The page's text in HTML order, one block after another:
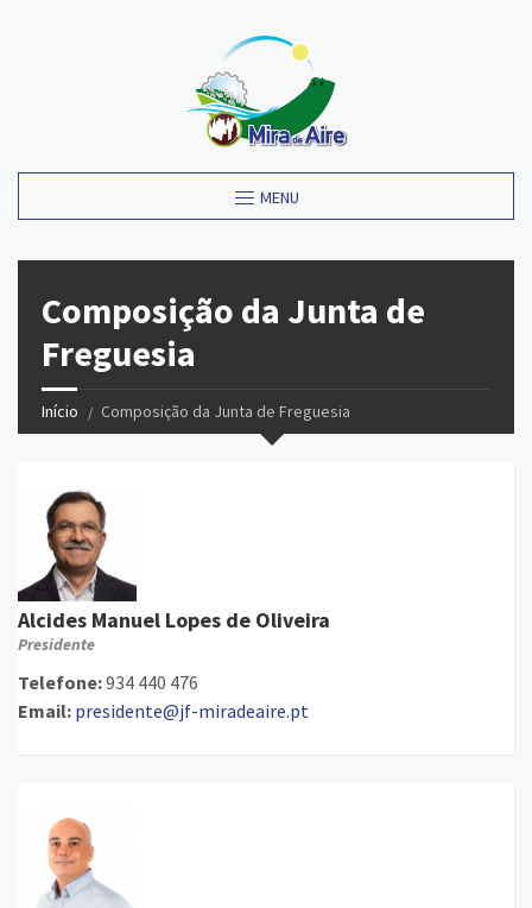
MENU
Composição da Junta de
Freguesia
Início Composição da Junta de Freguesia
Alcides Manuel Lopes de Oliveira
Presidente
Telefone:934 440 476
Email: presidente@jf-miradeaire.pt